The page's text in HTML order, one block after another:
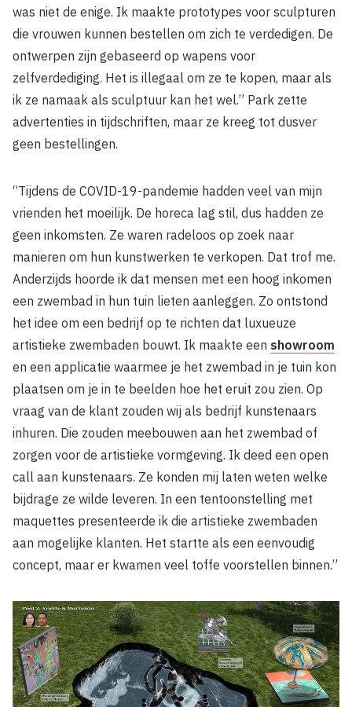
was niet de enige. Ik maakte prototypes voor sculpturen
die vrouwen kunnen bestellen om zich te verdedigen. De
ontwerpen zijn gebaseerd op wapens voor
zelfverdediging. Het is illegaal om ze te kopen, maar als
ik ze namaak als sculptuur kan het wel.” Park zette
advertenties in tijdschriften, maar ze kreeg tot dusver
geen bestellingen.
“Tijdens de COVID-19-pandemie hadden veel van mijn
vrienden het moeilijk. De horeca lag stil, dus hadden ze
geen inkomsten. Ze waren radeloos op zoek naar
manieren om hun kunstwerken te verkopen. Dat trof me.
Anderzijds hoorde ik dat mensen met een hoog inkomen
een zwembad in hun tuin lieten aanleggen. Zo ontstond
het idee om een bedrijf op te richten dat luxueuze
artistieke zwembaden bouwt. Ik maakte een showroom
en een applicatie waarmee je het zwembad in je tuin kon
plaatsen om je in te beelden hoe het eruit zou zien. Op
vraag van de klant zouden wij als bedrijf kunstenaars
inhuren. Die zouden meebouwen aan het zwembad of
zorgen voor de artistieke vormgeving. Ik deed een open
call aan kunstenaars. Ze konden mij laten weten welke
bijdrage ze wilde leveren. In een tentoonstelling met
maquettes presenteerde ik die artistieke zwembaden
aan mogelijke klanten. Het startte als een eenvoudig
concept, maar er kwamen veel toffe voorstellen binnen.”